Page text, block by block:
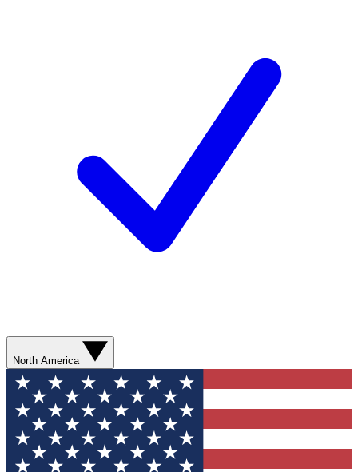
North America